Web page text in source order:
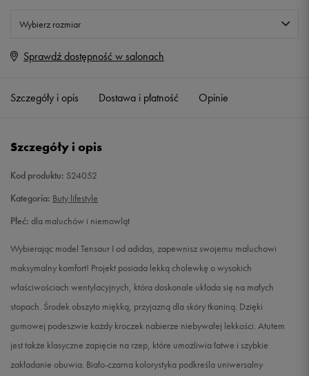
Wybierz rozmiar
Rozmiary EU
22 12,8 cm
23,5 13,6 cm Powiadom o dostępności
24 14 cm Powiadom o dostępności
25,5 14,9 cm Powiadom o dostępności
Sprawdź dostępność w salonach
Szczegóły i opis Dostawa i płatność Opinie
Szczegóły i opis
Kod produktu: S24052
Kategoria: Buty lifestyle
Płeć: dla maluchów i niemowląt
Wybierając model Tensaur I od adidas, zapewnisz swojemu maluchowi
maksymalny komfort! Projekt posiada lekką cholewkę o wysokich
właściwościach wentylacyjnych, która doskonale układa się na małych
stopach. Środek obszyto miękką, przyjazną dla skóry tkaniną. Dzięki
gumowej podeszwie każdy kroczek nabierze niebywałej lekkości. Atutem
jest także klasyczne zapięcie na rzep, które umożliwia łatwe i szybkie
zakładanie obuwia. Biało-czarna kolorystyka podkreśla uniwersalny